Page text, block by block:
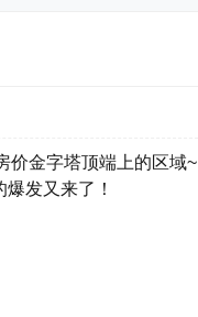
价金字塔顶端上的区域~
发又来了！